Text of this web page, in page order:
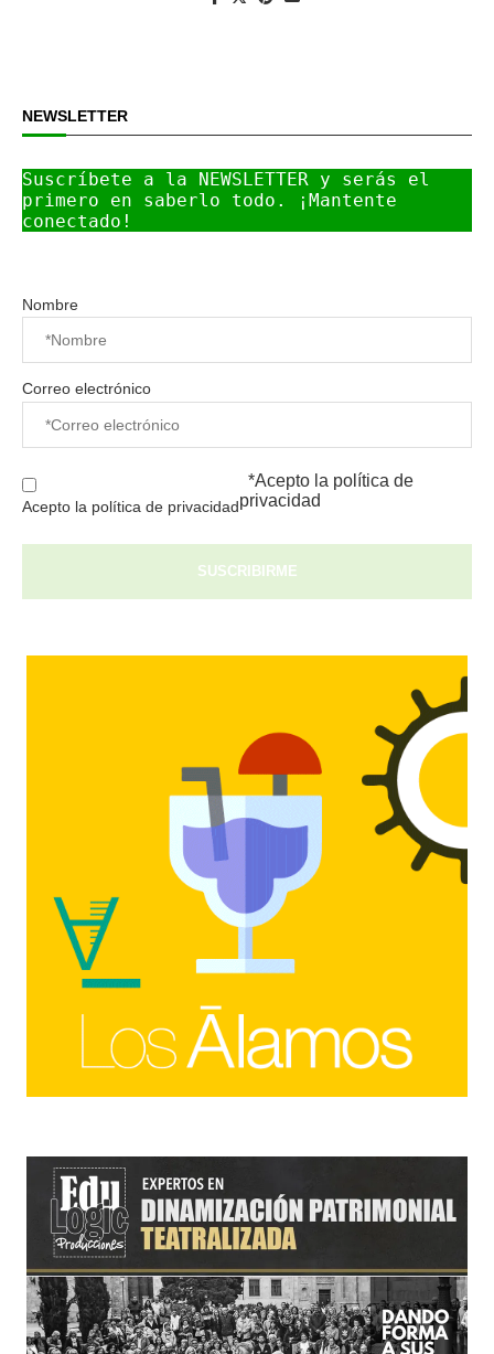
NEWSLETTER
Suscríbete a la NEWSLETTER y serás el
primero en saberlo todo. ¡Mantente
conectado!
Nombre
Correo electrónico
Acepto la política de privacidad
*Acepto la política de
privacidad